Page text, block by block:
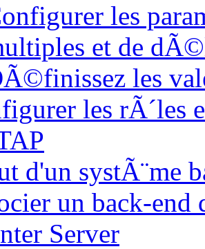
les
et de
les
les rÃ´les
d'un systÃ¨me
un back-end
Server